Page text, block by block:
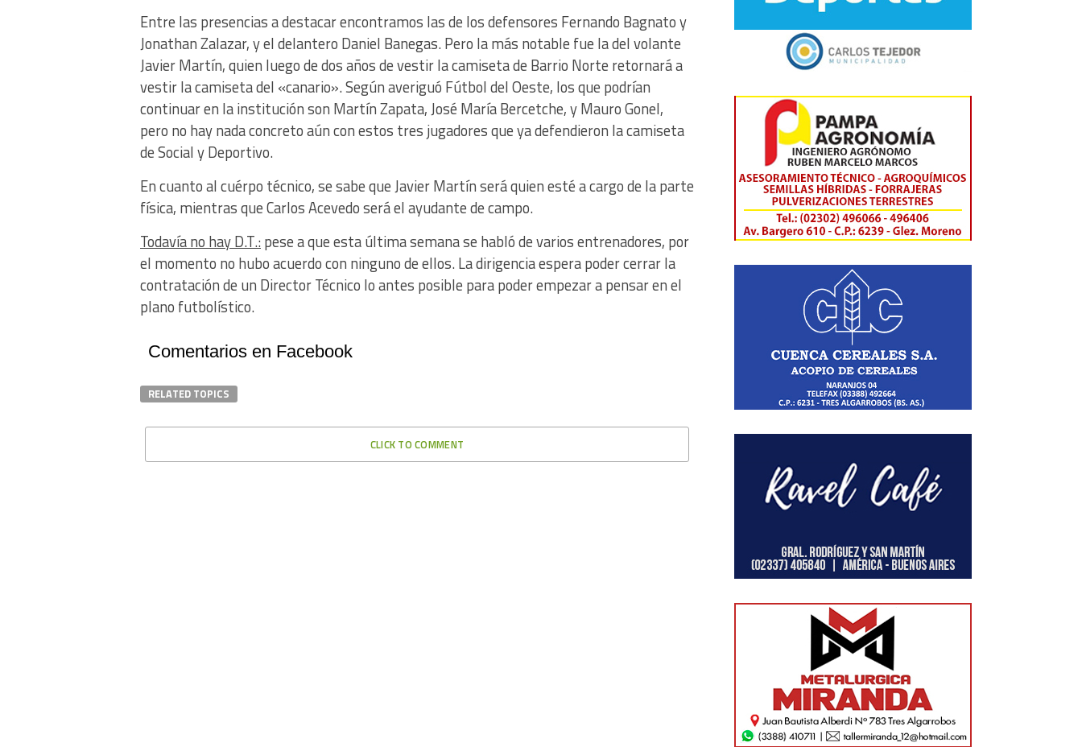
Entre las presencias a destacar encontramos las de los defensores Fernando Bagnato y
Jonathan Zalazar, y el delantero Daniel Banegas. Pero la más notable fue la del volante
Javier Martín, quien luego de dos años de vestir la camiseta de Barrio Norte retornará a
vestir la camiseta del «canario». Según averiguó Fútbol del Oeste, los que podrían
continuar en la institución son Martín Zapata, José María Bercetche, y Mauro Gonel,
pero no hay nada concreto aún con estos tres jugadores que ya defendieron la camiseta
de Social y Deportivo.
En cuanto al cuérpo técnico, se sabe que Javier Martín será quien esté a cargo de la parte
física, mientras que Carlos Acevedo será el ayudante de campo.
Todavía no hay D.T.:pese a que esta última semana se habló de varios entrenadores, por
el momento no hubo acuerdo con ninguno de ellos. La dirigencia espera poder cerrar la
contratación de un Director Técnico lo antes posible para poder empezar a pensar en el
plano futbolístico.
Comentarios en Facebook
RELATED TOPICS
CLICK TO COMMENT